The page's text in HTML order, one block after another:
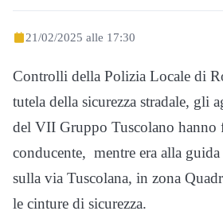
21/02/2025 alle 17:30
Controlli della Polizia Locale di
tutela della sicurezza stradale, gli
del VII Gruppo Tuscolano hanno
conducente, mentre era alla
sulla via Tuscolana, in zona
le cinture di sicurezza.